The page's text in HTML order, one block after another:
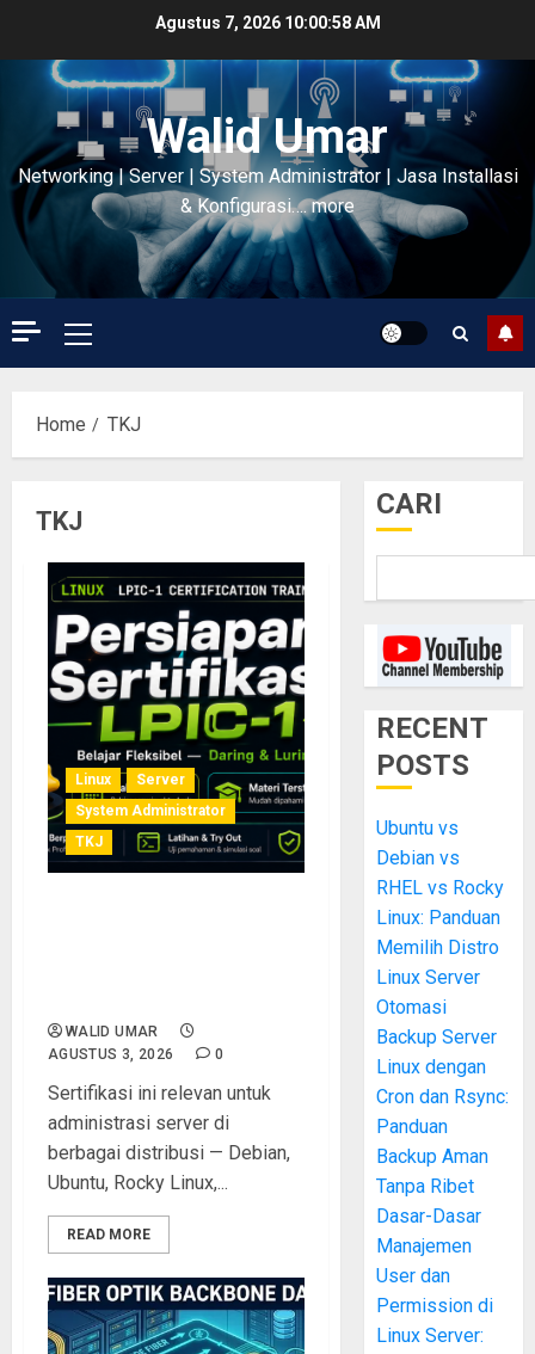
content
Agustus 7, 2026 10:00:59 AM
Walid Umar
Networking | Server | System Administrator | Jasa Installasi
& Konfigurasi…. more
Primary
Menu
Home TKJ
TKJ
Linux
Server
System Administrator
TKJ
WALID UMAR
AGUSTUS 3, 2026
0
Sertifikasi ini relevan untuk
administrasi server di
berbagai distribusi — Debian,
Ubuntu, Rocky Linux,...
READ MORE
CARI
RECENT
POSTS
Ubuntu vs
Debian vs
RHEL vs Rocky
Linux: Panduan
Memilih Distro
Linux Server
Otomasi
Backup Server
Linux dengan
Cron dan Rsync:
Panduan
Backup Aman
Tanpa Ribet
Dasar-Dasar
Manajemen
User dan
Permission di
Linux Server: